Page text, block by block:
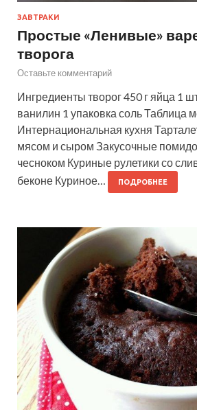
ЗАВТРАКИ
Простые «Ленивые»
творога
Оставьте комментарий
Ингредиенты творог 450 г яйца 1
ванилин 1 упаковка соль Таблица
Интернациональная кухня
мясом и сыром Закусочные
чесноком Куриные рулетики со
беконе Куриное…
ПОДРОБНЕЕ